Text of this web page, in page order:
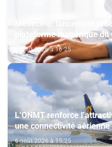
Médecine: lancement
plateforme numérique du
6 août 2026 à 16:25
L’ONMT renforce
une connectivité
6 août 2026 à 15:25